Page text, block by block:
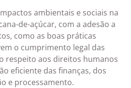
ambientais e sociais na
de-açúcar, com a adesão a
como as boas práticas
o cumprimento legal das
respeito aos direitos humanos
eficiente das finanças, dos
e processamento.